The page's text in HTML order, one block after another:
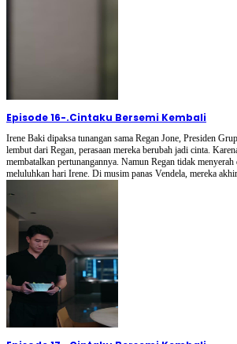
Episode 16-.Cintaku Bersemi Kembali
Irene Baki dipaksa tunangan sama Regan Jone, Presiden
lembut dari Regan, perasaan mereka berubah jadi cinta.
membatalkan pertunangannya. Namun Regan tidak
meluluhkan hari Irene. Di musim panas Vendela, mereka